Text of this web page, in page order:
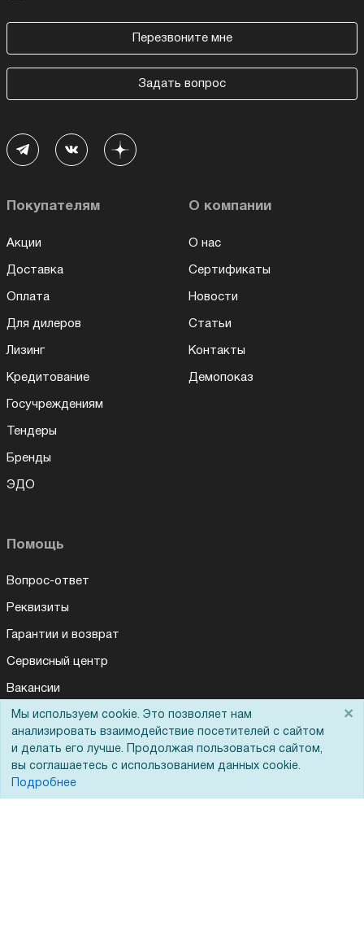
Перезвоните мне
Задать вопрос
Покупателям
Акции
Доставка
Оплата
Для дилеров
Лизинг
Кредитование
Госучреждениям
Тендеры
Бренды
ЭДО
О компании
О нас
Сертификаты
Новости
Статьи
Контакты
Демопоказ
Помощь
Вопрос-ответ
Реквизиты
Гарантии и возврат
Сервисный центр
Вакансии
Обратная связь
Для Таможенного союза
Запрос актов сверки
Мы используем cookie. Это позволяет нам
анализировать взаимодействие посетителей с сайтом
и делать его лучше. Продолжая пользоваться сайтом,
вы соглашаетесь с использованием данных cookie.
Подробнее
×